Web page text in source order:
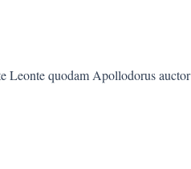
Leonte quodam Apollodorus auctor